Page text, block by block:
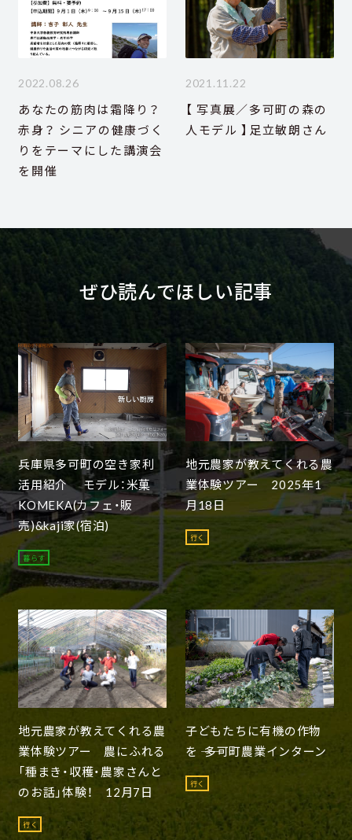
2022.08.26
あなたの筋肉は霜降り？
赤身？ シニアの健康づく
りをテーマにした講演会
を開催
2021.11.22
【 写真展／多可町の森の
人モデル 】足立敏朗さん
ぜひ読んでほしい記事
兵庫県多可町の空き家利
活用紹介 モデル：米菓
KOMEKA(カフェ・販
売)&kaji家(宿泊)
暮らす
地元農家が教えてくれる農
業体験ツアー 2025年1
月18日
行く
地元農家が教えてくれる農
業体験ツアー 農にふれる
「種まき・収穫・農家さんと
のお話」体験！ 12月7日
行く
子どもたちに有機の作物
を ―― 多可町農業インターン
行く